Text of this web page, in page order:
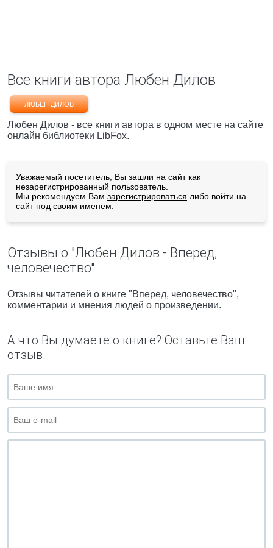
Все книги автора Любен Дилов
ЛЮБЕН ДИЛОВ
Любен Дилов - все книги автора в одном месте на сайте
онлайн библиотеки LibFox.
Уважаемый посетитель, Вы зашли на сайт как
незарегистрированный пользователь.
Мы рекомендуем Вам зарегистрироваться либо войти на
сайт под своим именем.
Отзывы о "Любен Дилов - Вперед,
человечество"
Отзывы читателей о книге "Вперед, человечество",
комментарии и мнения людей о произведении.
А что Вы думаете о книге? Оставьте Ваш
отзыв.